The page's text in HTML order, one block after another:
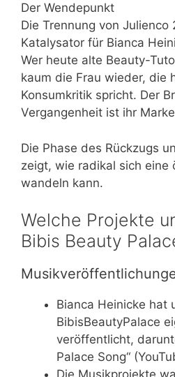
Der Wendepunkt
Die Trennung von Julienco
Katalysator für Bianca
Wer heute alte Beauty-
kaum die Frau wieder, die
Konsumkritik spricht. Der
Vergangenheit ist ihr
Die Phase des Rückzugs
zeigt, wie radikal sich eine
wandeln kann.
Welche Projekte
Bibis Beauty
Bianca Heinicke hat
BibisBeautyPalace
veröffentlicht,
Palace Song“
Die Musikprojekte